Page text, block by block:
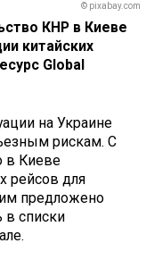
© pixabay.com
КНР в Киеве
китайских
Global
на Украине
рискам. С
в Киеве
рейсов для
предложено
в списки